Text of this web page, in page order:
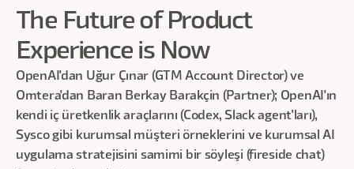
The Future of Product
Experience is Now
OpenAI'dan Uğur Çınar (GTM Account Director) ve
Omtera'dan Baran Berkay Barakçin (Partner); OpenAI'ın
kendi iç üretkenlik araçlarını (Codex, Slack agent'ları),
Sysco gibi kurumsal müşteri örneklerini ve kurumsal AI
uygulama stratejisini samimi bir söyleşi (fireside chat)